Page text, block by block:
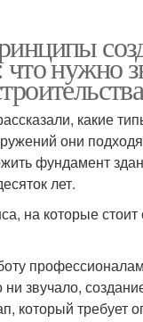
нужно
какие
они
фундамент
лет.
на которые стоит
ни звучало,
который требует